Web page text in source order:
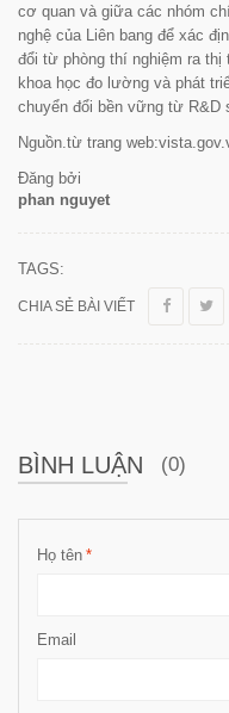
cơ quan và giữa các nhóm
nghệ của Liên bang để xác
đổi từ phòng thí nghiệm ra
khoa học đo lường và phát
chuyển đổi bền vững từ R&D
Nguồn.từ trang
Đăng bởi
phan nguyet
TAGS:
CHIA SẺ BÀI VIẾT
BÌNH LUẬN (0)
*
Họ tên
Email